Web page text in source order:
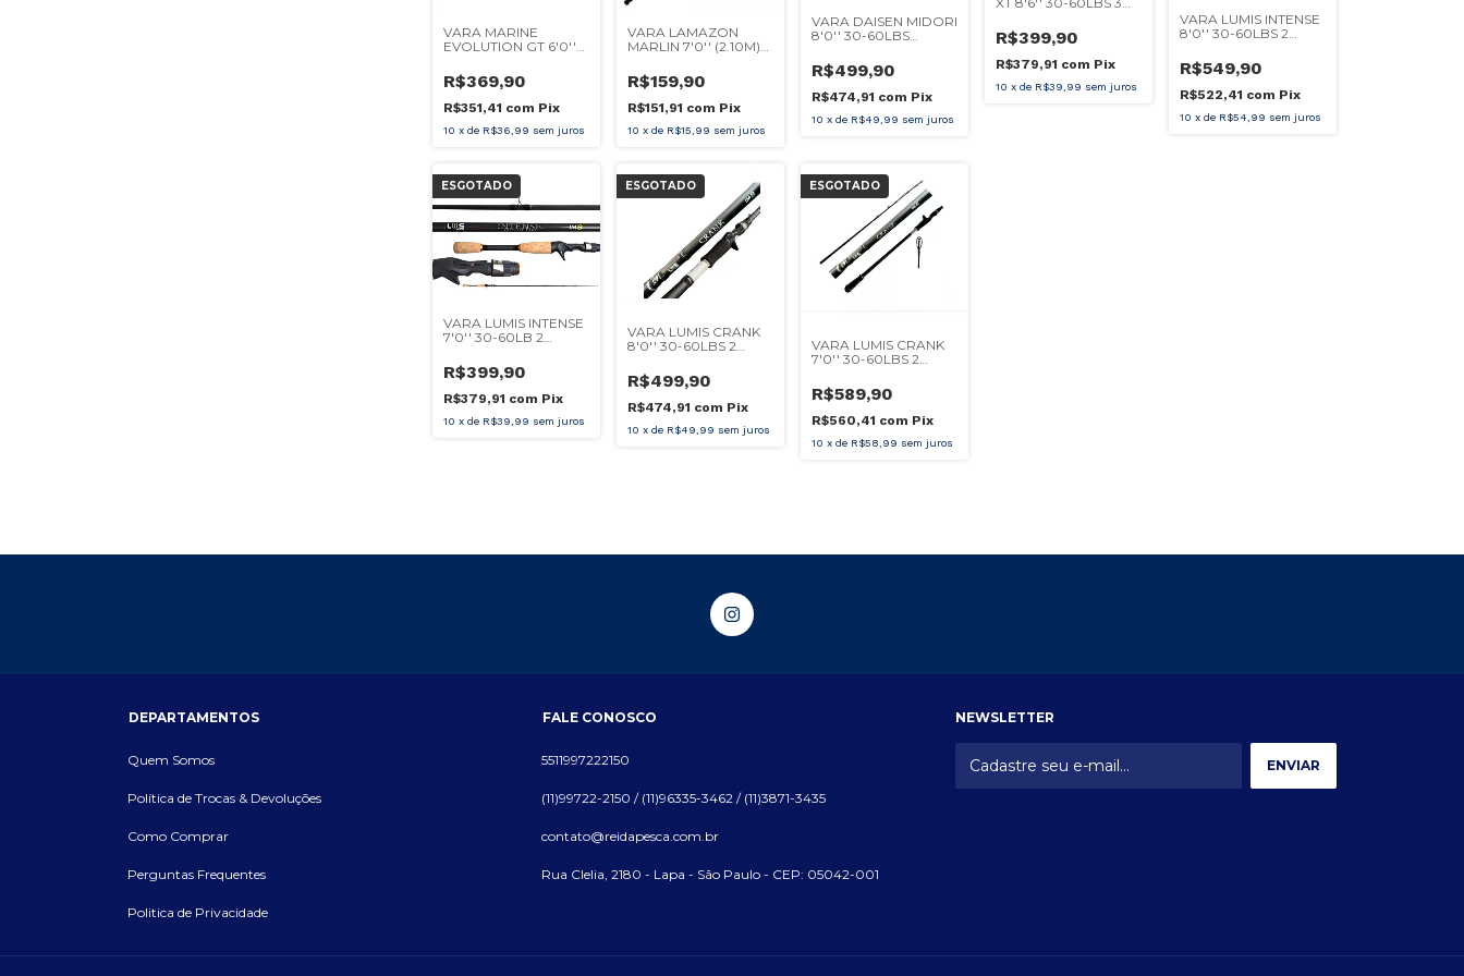
VARA MARINE
EVOLUTION GT 6'0''
CARRETILHA
R$369,90
R$351,41 com Pix
10 x de R$36,99 sem juros
VARA LAMAZON
MARLIN 7'0'' (2.10M)
CARRETILHA
R$159,90
R$151,91 com Pix
10 x de R$15,99 sem juros
VARA DAISEN MIDORI
8'0'' 30-60LBS
R$499,90
R$474,91 com Pix
10 x de R$49,99 sem juros
R$399,90
R$379,91 com Pix
10 x de R$39,99 sem juros
VARA LUMIS INTENSE
8'0'' 30-60LBS 2
R$549,90
R$522,41 com Pix
10 x de R$54,99 sem juros
ESGOTADO
VARA LUMIS INTENSE
7'0'' 30-60LB 2
R$399,90
R$379,91 com Pix
10 x de R$39,99 sem juros
ESGOTADO
VARA LUMIS CRANK
8'0'' 30-60LBS 2
R$499,90
R$474,91 com Pix
10 x de R$49,99 sem juros
ESGOTADO
VARA LUMIS CRANK
7'0'' 30-60LBS 2
CARRETILHA
R$589,90
R$560,41 com Pix
10 x de R$58,99 sem juros
DEPARTAMENTOS
Quem Somos
Política de Trocas & Devoluções
Como Comprar
Perguntas Frequentes
Politica de Privacidade
FALE CONOSCO
5511997222150
(11)99722-2150 / (11)96335-3462 / (11)3871-3435
contato@reidapesca.com.br
Rua Clelia, 2180 - Lapa - São Paulo - CEP: 05042-001
NEWSLETTER